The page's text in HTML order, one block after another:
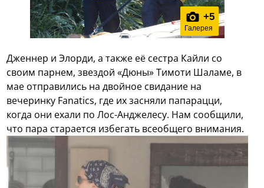
+5
Галерея
Дженнер и Элорди, а также её сестра Кайли со
своим парнем, звездой «Дюны» Тимоти Шаламе, в
мае отправились на двойное свидание на
вечеринку Fanatics, где их засняли папарацци,
когда они ехали по Лос-Анджелесу. Нам сообщили,
что пара старается избегать всеобщего внимания.